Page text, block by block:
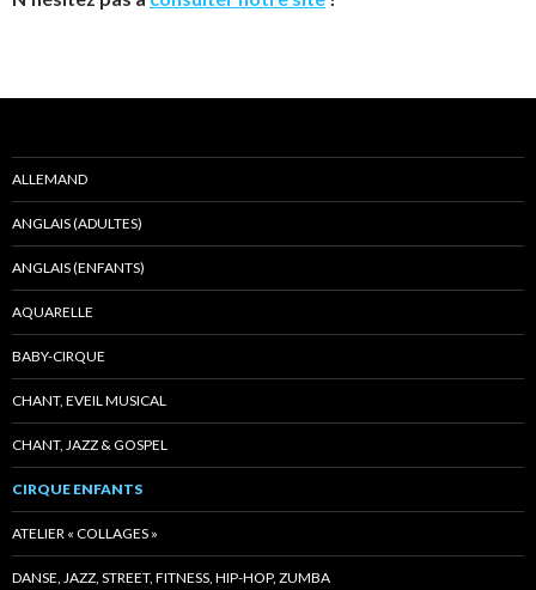
ALLEMAND
ANGLAIS (ADULTES)
ANGLAIS (ENFANTS)
AQUARELLE
BABY-CIRQUE
CHANT, EVEIL MUSICAL
CHANT, JAZZ & GOSPEL
CIRQUE ENFANTS
ATELIER « COLLAGES »
DANSE, JAZZ, STREET, FITNESS, HIP-HOP, ZUMBA